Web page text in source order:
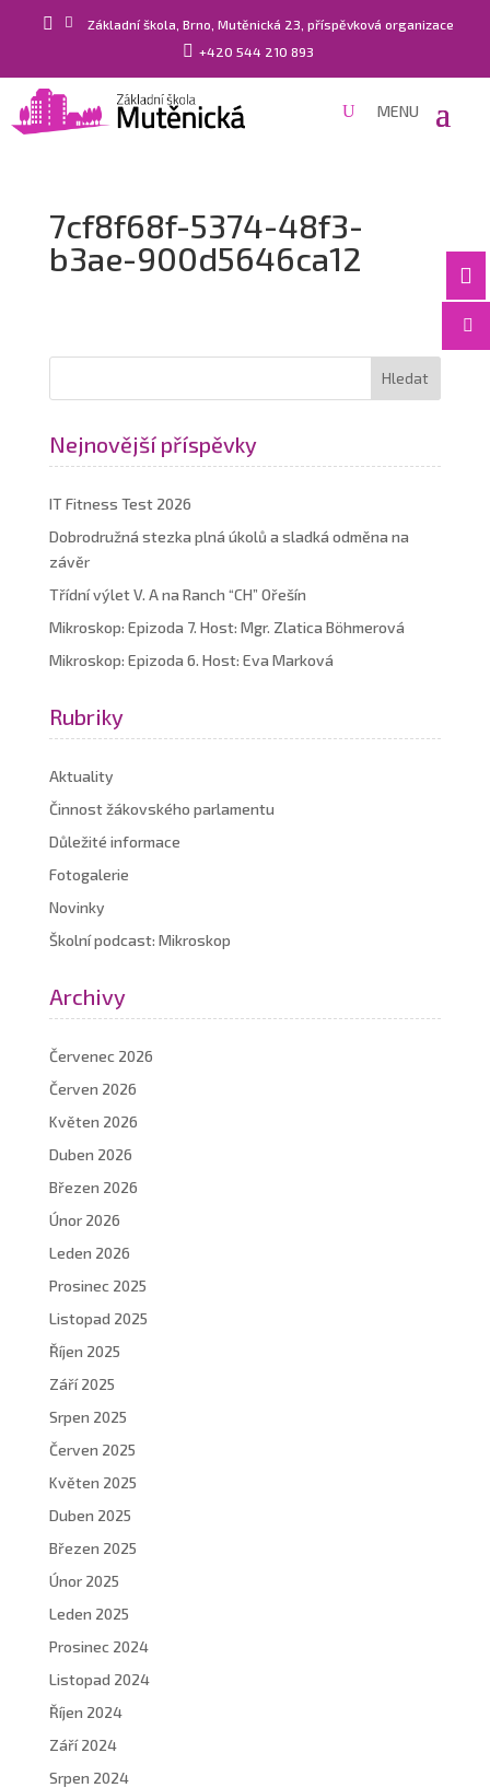
  Základní škola, Brno, Mutěnická 23, příspěvková organizace
 +420 544 210 893


7cf8f68f-5374-48f3-
b3ae-900d5646ca12
Nejnovější příspěvky
IT Fitness Test 2026
Dobrodružná stezka plná úkolů a sladká odměna na
závěr
Třídní výlet V. A na Ranch “CH” Ořešín
Mikroskop: Epizoda 7. Host: Mgr. Zlatica Böhmerová
Mikroskop: Epizoda 6. Host: Eva Marková
Rubriky
Aktuality
Činnost žákovského parlamentu
Důležité informace
Fotogalerie
Novinky
Školní podcast: Mikroskop
Archivy
Červenec 2026
Červen 2026
Květen 2026
Duben 2026
Březen 2026
Únor 2026
Leden 2026
Prosinec 2025
Listopad 2025
Říjen 2025
Září 2025
Srpen 2025
Červen 2025
Květen 2025
Duben 2025
Březen 2025
Únor 2025
Leden 2025
Prosinec 2024
Listopad 2024
Říjen 2024
Září 2024
Srpen 2024